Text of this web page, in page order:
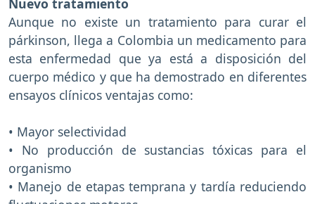
Nuevo tratamiento
Aunque no existe un tratamiento para curar el
párkinson, llega a Colombia un medicamento para
esta enfermedad que ya está a disposición del
cuerpo médico y que ha demostrado en diferentes
ensayos clínicos ventajas como:
• Mayor selectividad
• No producción de sustancias tóxicas para el
organismo
• Manejo de etapas temprana y tardía reduciendo